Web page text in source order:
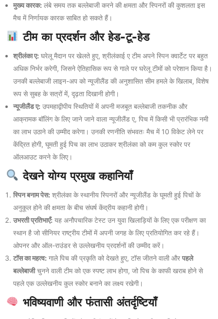
मुख्य कारक: लंबे समय तक बल्लेबाजी करने की क्षमता और स्पिनरों की कुशलता इस
मैच में निर्णायक कारक साबित हो सकते हैं।
टीम का प्रदर्शन और हेड-टू-हेड
श्रीलंका ए: घरेलू मैदान पर खेलते हुए, श्रीलंकाई ए टीम अपने स्पिन क्वार्टेट पर बहुत
अधिक निर्भर करेगी, जिसने ऐतिहासिक रूप से गाले पर घरेलू टीमों को परेशान किया है।
उनकी बल्लेबाजी लाइन-अप को न्यूजीलैंड की अनुशासित सीम हमले के खिलाब, विशेष
रूप से सुबह के सत्रों में, दृढ़ता दिखानी होगी।
न्यूजीलैंड ए: उपमहाद्वीपीय स्थितियों में अपनी मजबूत बल्लेबाजी तकनीक और
आक्रामक बॉलिंग के लिए जाने जाने वाला न्यूजीलैंड ए, पिच में किसी भी प्रारंभिक नमी
का लाभ उठाने की उम्मीद करेगा। उनकी रणनीति संभवतः मैच में 10 विकेट लेने पर
केंद्रित होगी, घूमती हुई पिच का लाभ उठाकर श्रीलंका को कम कुल स्कोर पर
ऑलआउट करने के लिए।
देखने योग्य प्रमुख कहानियाँ
स्पिन बनाम पेस: श्रीलंका के स्थानीय स्पिनरों और न्यूजीलैंड के घूमती हुई पिचों के
अनुकूल होने की क्षमता के बीच संघर्ष केंद्रीय कहानी होगी।
उभरती प्रतिभाएँ: यह अनौपचारिक टेस्ट उन युवा खिलाड़ियों के लिए एक परीक्षण का
स्थान है जो सीनियर राष्ट्रीय टीमों में अपनी जगह के लिए प्रतियोगित कर रहे हैं।
ओपनर और ऑल-राउंडर से उल्लेखनीय प्रदर्शनों की उम्मीद करें।
टॉस का महत्व: गाले पिच की प्रकृति को देखते हुए, टॉस जीतने वाली और पहले
बल्लेबाजीचुनने वाली टीम को एक स्पष्ट लाभ होगा, जो पिच के काफी खराब होने से
पहले एक उल्लेखनीय कुल स्कोर बनाने का लक्ष्य रखेगी।
भविष्यवाणी और फंतासी अंतर्दृष्टियाँ